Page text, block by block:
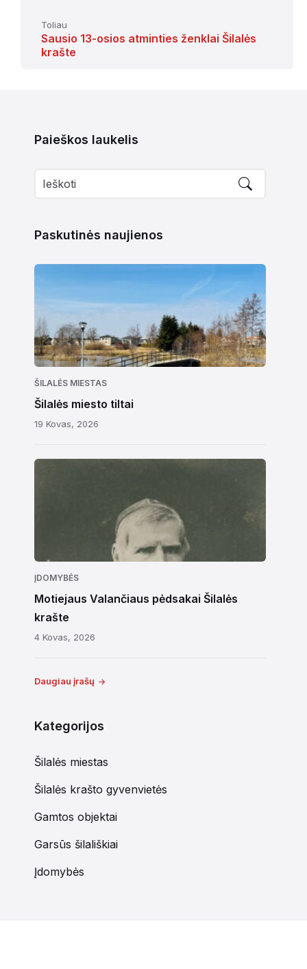
Toliau
Sausio 13-osios atminties ženklai Šilalės
krašte
Paieškos laukelis
Paskutinės naujienos
ŠILALĖS MIESTAS
Šilalės miesto tiltai
19 Kovas, 2026
ĮDOMYBĖS
Motiejaus Valančiaus pėdsakai Šilalės
krašte
4 Kovas, 2026
Daugiau įrašų
Kategorijos
Šilalės miestas
Šilalės krašto gyvenvietės
Gamtos objektai
Garsūs šilališkiai
Įdomybės